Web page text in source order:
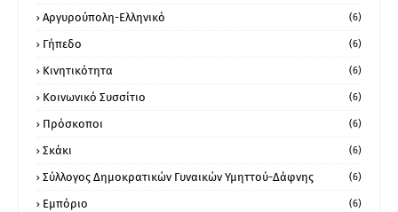
Αργυρούπολη-Ελληνικό (6)
Γήπεδο (6)
Κινητικότητα (6)
Κοινωνικό Συσσίτιο (6)
Πρόσκοποι (6)
Σκάκι (6)
Σύλλογος Δημοκρατικών Γυναικών Υμηττού-Δάφνης (6)
Εμπόριο (6)